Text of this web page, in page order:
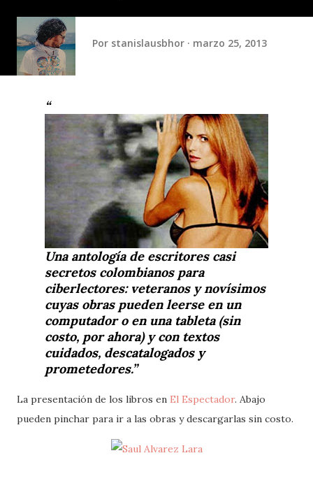
Por stanislausbhor marzo 25, 2013
Una antología de escritores casi
secretos colombianos para
ciberlectores: veteranos y novísimos
cuyas obras pueden leerse en un
computador o en una tableta (sin
costo, por ahora) y con textos
cuidados, descatalogados y
prometedores.
La presentación de los libros en El Espectador. Abajo
pueden pinchar para ir a las obras y descargarlas sin costo.